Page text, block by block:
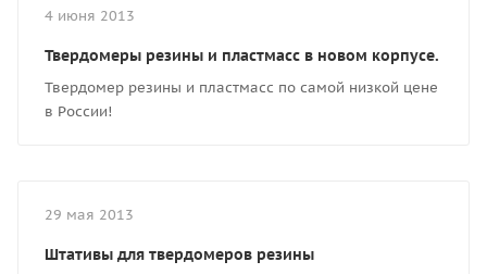
4 июня 2013
Твердомеры резины и пластмасс в новом корпусе.
Твердомер резины и пластмасс по самой низкой цене
в России!
29 мая 2013
Штативы для твердомеров резины